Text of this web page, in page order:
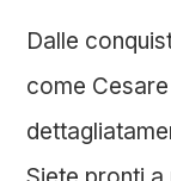
Dalle
come